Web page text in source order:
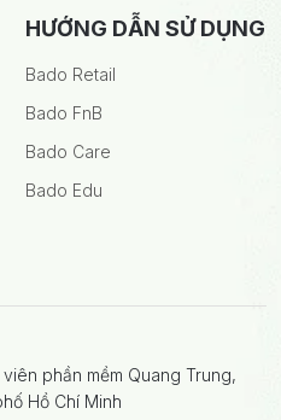
phần mềm Quang Trung,
Hồ Chí Minh
HƯỚNG DẪN SỬ DỤNG
Bado Retail
Bado FnB
Bado Care
Bado Edu